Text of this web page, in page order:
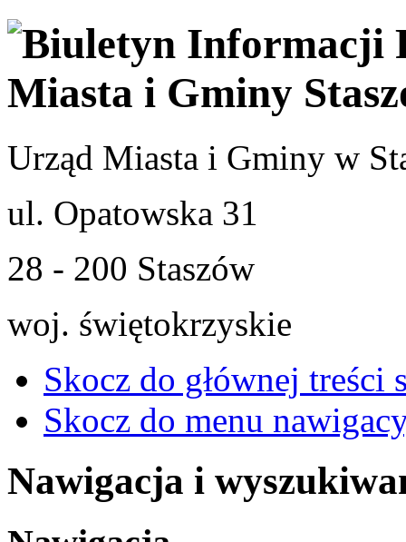
Urząd Miasta i Gminy w
ul. Opatowska 31
28 - 200 Staszów
woj. świętokrzyskie
Skocz do głównej treści
Skocz do menu
Nawigacja i